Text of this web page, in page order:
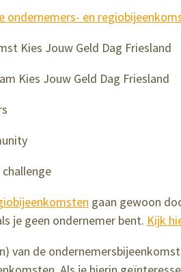
ondernemers- en
Kies Jouw Geld Dag Friesland
Kies Jouw Geld Dag Friesland
gaan gewoon
je geen ondernemer bent. Kijk
van de